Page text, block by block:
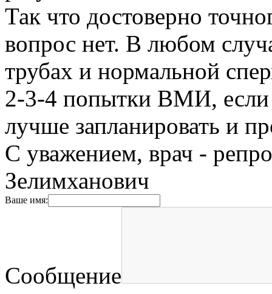
Так что достоверно
вопрос нет. В любом
трубах и нормальной
2-3-4 попытки ВМИ, если
лучше запланировать и
C уважением, врач -
Зелимханович
Ваше имя:
Сообщение